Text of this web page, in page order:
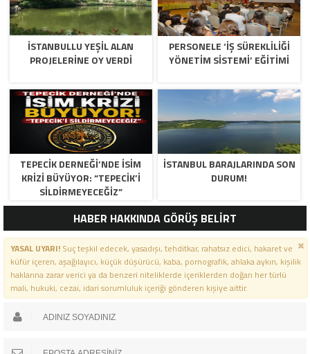
İSTANBULLU YEŞİL ALAN
PROJELERİNE OY VERDİ
PERSONELE ‘İŞ SÜREKLİLİĞİ
YÖNETİM SİSTEMİ’ EĞİTİMİ
TEPECİK DERNEĞİ’NDE İSİM
KRİZİ BÜYÜYOR: “TEPECİK’İ
SİLDİRMEYECEĞİZ”
İSTANBUL BARAJLARINDA SON
DURUM!
HABER HAKKINDA GÖRÜŞ BELİRT
YASAL UYARI!Suç teşkil edecek, yasadışı, tehditkar, rahatsız edici, hakaret ve
küfür içeren, aşağılayıcı, küçük düşürücü, kaba, pornografik, ahlaka aykırı, kişilik
haklarına zarar verici ya da benzeri niteliklerde içeriklerden doğan her türlü
mali, hukuki, cezai, idari sorumluluk içeriği gönderen kişiye aittir.